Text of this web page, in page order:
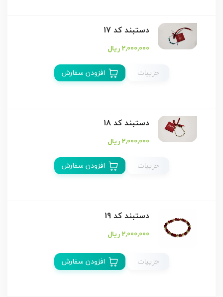
دستبند كد 17
2,000,000 ریال
جزییات
افزودن سفارش
دستبند كد 18
2,000,000 ریال
جزییات
افزودن سفارش
دستبند كد 19
2,000,000 ریال
جزییات افزودن سفارش